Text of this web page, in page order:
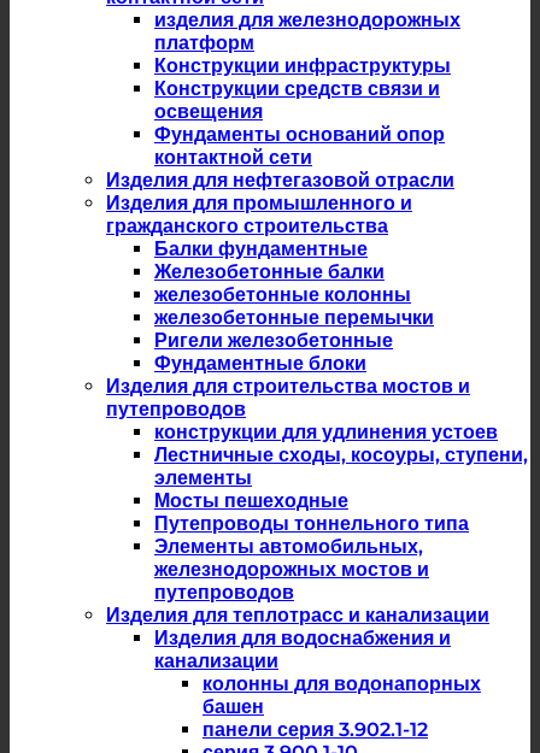
изделия для железнодорожных
платформ
Конструкции инфраструктуры
Конструкции средств связи и
освещения
Фундаменты оснований опор
контактной сети
Изделия для нефтегазовой отрасли
Изделия для промышленного и
гражданского строительства
Балки фундаментные
Железобетонные балки
железобетонные колонны
железобетонные перемычки
Ригели железобетонные
Фундаментные блоки
Изделия для строительства мостов и
путепроводов
конструкции для удлинения устоев
Лестничные сходы, косоуры, ступени,
элементы
Мосты пешеходные
Путепроводы тоннельного типа
Элементы автомобильных,
железнодорожных мостов и
путепроводов
Изделия для теплотрасс и канализации
Изделия для водоснабжения и
канализации
колонны для водонапорных
башен
панели серия 3.902.1-12